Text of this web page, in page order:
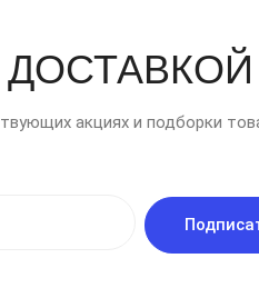
акциях и подборки